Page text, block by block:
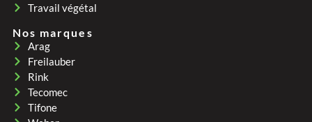
Travail végétal
Nos marques
Arag
Freilauber
Rink
Tecomec
Tifone